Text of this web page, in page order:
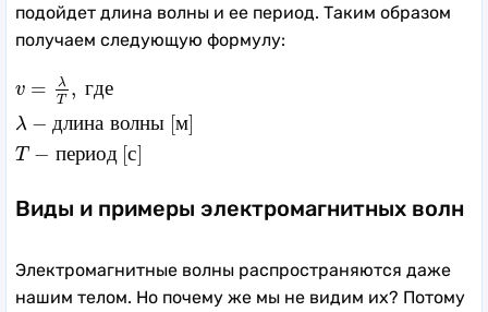
подойдет длина волны и ее период. Таким образом
получаем следующую формулу:
v =
λ
T
, где
λ − длина волны [м]
T − период [с]
,
Виды и примеры электромагнитных волн
Электромагнитные волны распространяются даже
нашим телом. Но почему же мы не видим их? Потому